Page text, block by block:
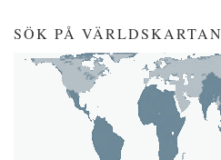
SÖK PÅ VÄRLDSKARTAN